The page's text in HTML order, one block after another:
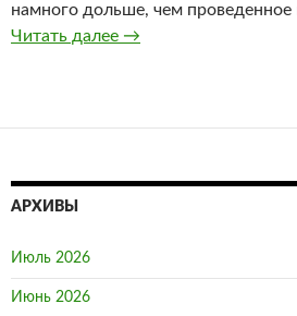
намного дольше, чем проведенное
Читать далее Скачать казино
→
АРХИВЫ
Июль 2026
Июнь 2026